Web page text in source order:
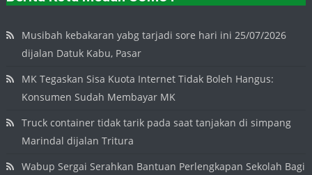
Musibah kebakaran yabg tarjadi sore hari ini 25/07/2026
dijalan Datuk Kabu, Pasar
MK Tegaskan Sisa Kuota Internet Tidak Boleh Hangus:
Konsumen Sudah Membayar MK
Truck container tidak tarik pada saat tanjakan di simpang
Marindal dijalan Tritura
Wabup Sergai Serahkan Bantuan Perlengkapan Sekolah Bagi